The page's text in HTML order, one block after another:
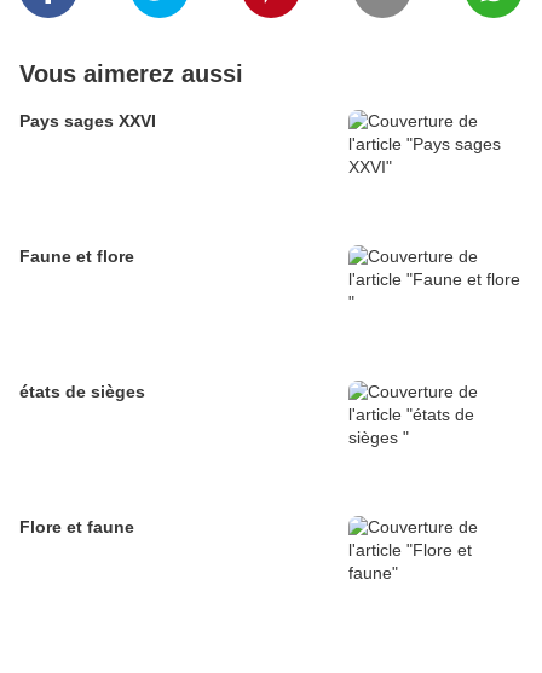
Vous aimerez aussi
Pays sages XXVI
Faune et flore
états de sièges
Flore et faune